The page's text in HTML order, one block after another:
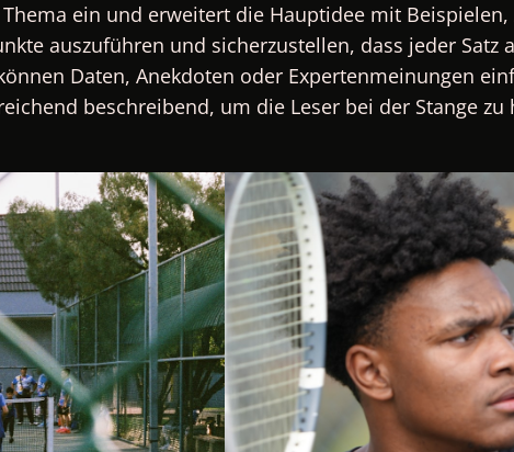
ein und erweitert die Hauptidee mit
auszuführen und sicherzustellen, dass jeder
Daten, Anekdoten oder Expertenmeinungen
beschreibend, um die Leser bei der Stange